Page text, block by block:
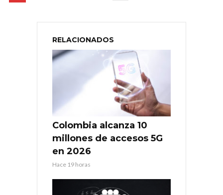
RELACIONADOS
Colombia alcanza 10
millones de accesos 5G
en 2026
Hace 19 horas